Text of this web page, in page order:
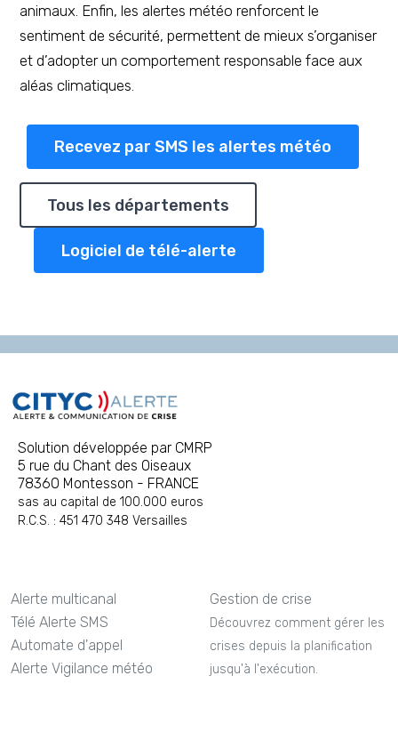
animaux. Enfin, les alertes météo renforcent le
sentiment de sécurité, permettent de mieux s’organiser
et d’adopter un comportement responsable face aux
aléas climatiques.
Recevez par SMS les alertes météo
Tous les départements
Logiciel de télé-alerte
Solution développée par CMRP
5 rue du Chant des Oiseaux
78360 Montesson - FRANCE
sas au capital de 100.000 euros
R.C.S. : 451 470 348 Versailles
Alerte multicanal
Télé Alerte SMS
Automate d'appel
Alerte Vigilance météo
Gestion de crise
Découvrez comment gérer les
crises depuis la planification
jusqu'à l'exécution.